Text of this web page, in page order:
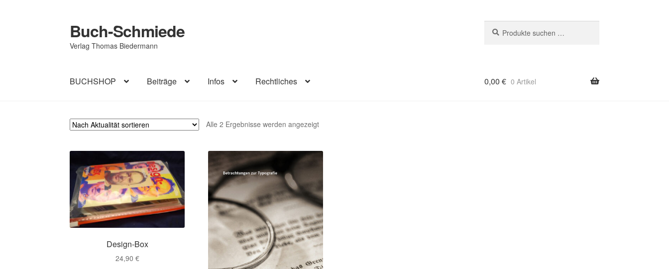
Zur
Navigation
springen
Zum
Inhalt
springen
Buch-Schmiede
Verlag Thomas Biedermann
nach:
BUCHSHOP Beiträge Infos Rechtliches 0,00 € 0 Artikel
Alle 2 Ergebnisse werden angezeigtNach
Design-Box
24,90 €